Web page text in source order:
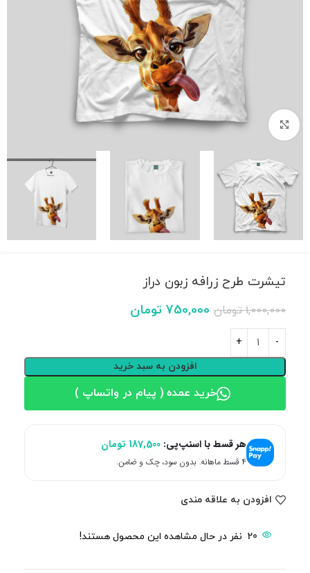
بزرگنمایی تصویر
تیشرت طرح زرافه زبون دراز
1,000,000 تومان 750,000 تومان
افزودن به سبد خرید
خرید عمده ( پیام در واتساپ )
هر قسط با اسنپ‌پی: 187,500 تومان
۴ قسط ماهانه. بدون سود، چک و ضامن.
افزودن به علاقه مندی
20 نفر در حال مشاهده این محصول هستند!